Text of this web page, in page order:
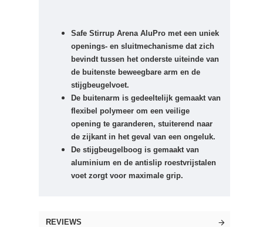
Safe Stirrup Arena AluPro met een uniek
openings- en sluitmechanisme dat zich
bevindt tussen het onderste uiteinde van
de buitenste beweegbare arm en de
stijgbeugelvoet.
De buitenarm is gedeeltelijk gemaakt van
flexibel polymeer om een ​​veilige
opening te garanderen, stuiterend naar
de zijkant in het geval van een ongeluk.
De stijgbeugelboog is gemaakt van
aluminium en de antislip roestvrijstalen
voet zorgt voor maximale grip.
REVIEWS